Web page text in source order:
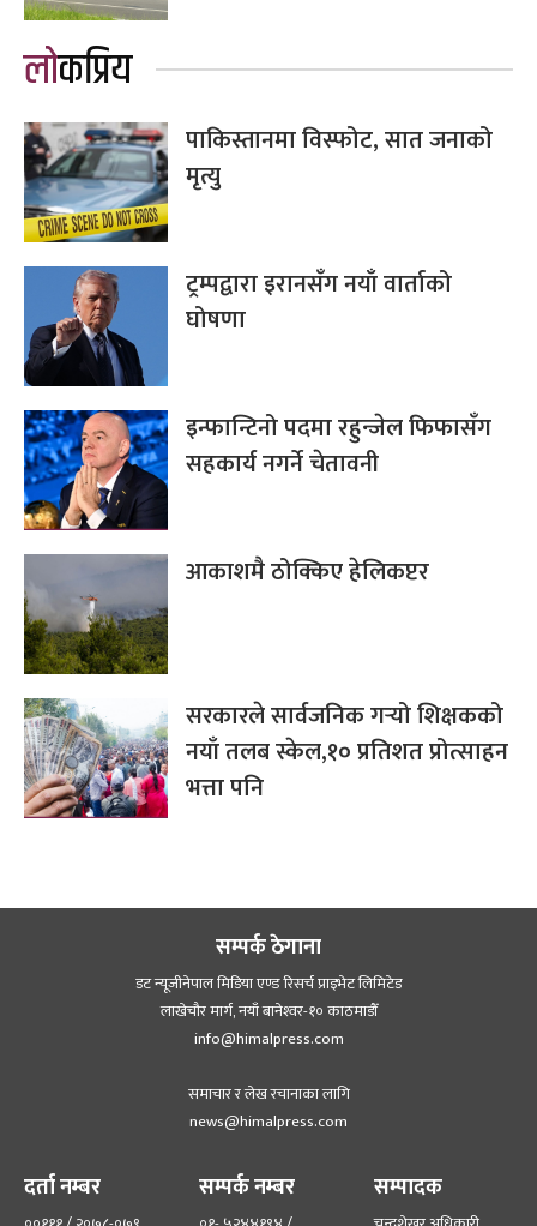
लोकप्रिय
पाकिस्तानमा विस्फोट, सात जनाको
मृत्यु
ट्रम्पद्वारा इरानसँग नयाँ वार्ताको
घोषणा
इन्फान्टिनो पदमा रहुन्जेल फिफासँग
सहकार्य नगर्ने चेतावनी
आकाशमै ठोक्किए हेलिकप्टर
सरकारले सार्वजनिक गर्‍यो शिक्षकको
नयाँ तलब स्केल,१० प्रतिशत प्रोत्साहन
भत्ता पनि
सम्पर्क ठेगाना
डट न्यूजीनेपाल मिडिया एण्ड रिसर्च प्राइभेट लिमिटेड
लाखेचौर मार्ग, नयाँ बानेश्‍वर-१० काठमाडौँ
info@himalpress.com
समाचार र लेख रचानाका लागि
news@himalpress.com
दर्ता नम्बर सम्पर्क नम्बर सम्पादक